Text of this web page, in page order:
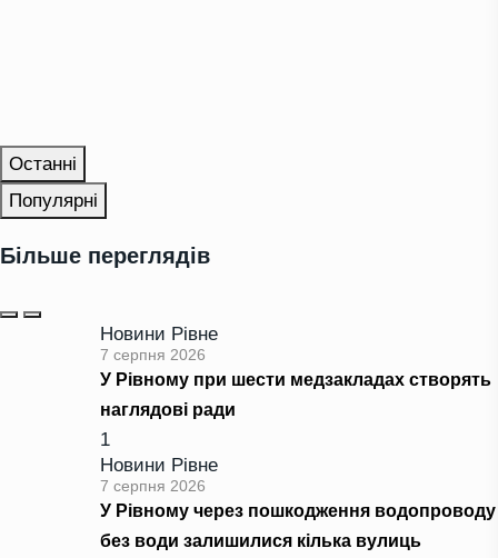
Останні
Популярні
Більше переглядів
Новини Рівне
7 серпня 2026
У Рівному при шести медзакладах створять
наглядові ради
1
Новини Рівне
7 серпня 2026
У Рівному через пошкодження водопроводу
без води залишилися кілька вулиць